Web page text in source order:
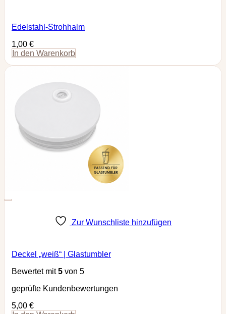
Edelstahl-Strohhalm
1,00 €
In den Warenkorb
Zur Wunschliste hinzufügen
Deckel „weiß“ | Glastumbler
Bewertet mit5 von 5
geprüfte Kundenbewertungen
5,00 €